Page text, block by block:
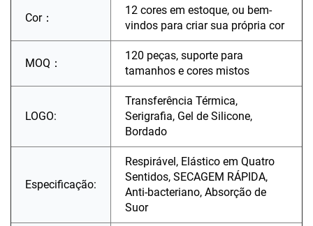
Cor：
12 cores em estoque, ou bem-
vindos para criar sua própria cor
MOQ：
120 peças, suporte para
tamanhos e cores mistos
LOGO:
Transferência Térmica,
Serigrafia, Gel de Silicone,
Bordado
Especificação:
Respirável, Elástico em Quatro
Sentidos, SECAGEM RÁPIDA,
Anti-bacteriano, Absorção de
Suor